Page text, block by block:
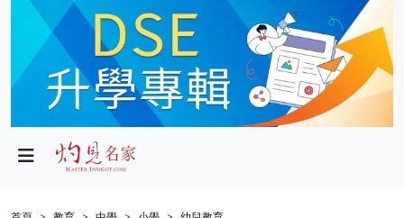
政局
財經